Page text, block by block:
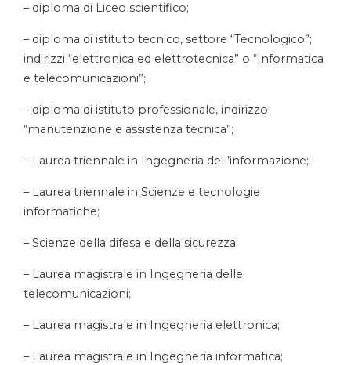
– diploma di Liceo scientifico;
– diploma di istituto tecnico, settore “Tecnologico”;
indirizzi “elettronica ed elettrotecnica” o “Informatica
e telecomunicazioni”;
– diploma di istituto professionale, indirizzo
“manutenzione e assistenza tecnica”;
– Laurea triennale in Ingegneria dell’informazione;
– Laurea triennale in Scienze e tecnologie
informatiche;
– Scienze della difesa e della sicurezza;
– Laurea magistrale in Ingegneria delle
telecomunicazioni;
– Laurea magistrale in Ingegneria elettronica;
– Laurea magistrale in Ingegneria informatica;